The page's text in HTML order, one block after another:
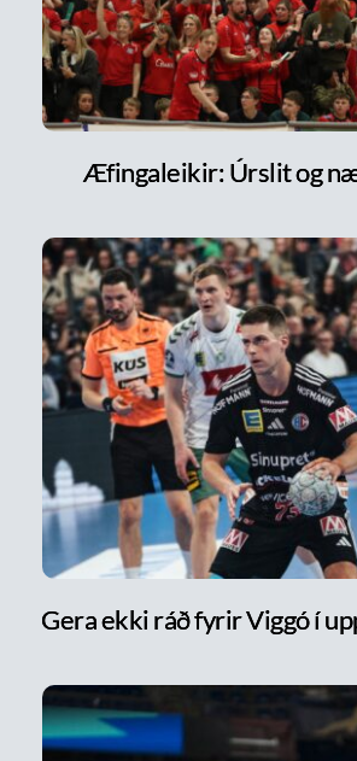
Æfingaleikir: Úrslit og
Gera ekki ráð fyrir Viggó í